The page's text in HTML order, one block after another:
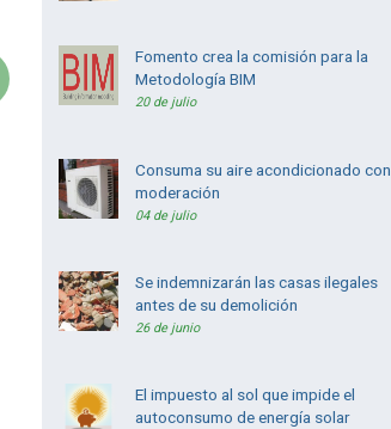
Fomento crea la comisión para la
Metodología BIM
20 de julio
Consuma su aire acondicionado con
moderación
04 de julio
Se indemnizarán las casas ilegales
antes de su demolición
26 de junio
El impuesto al sol que impide el
autoconsumo de energía solar